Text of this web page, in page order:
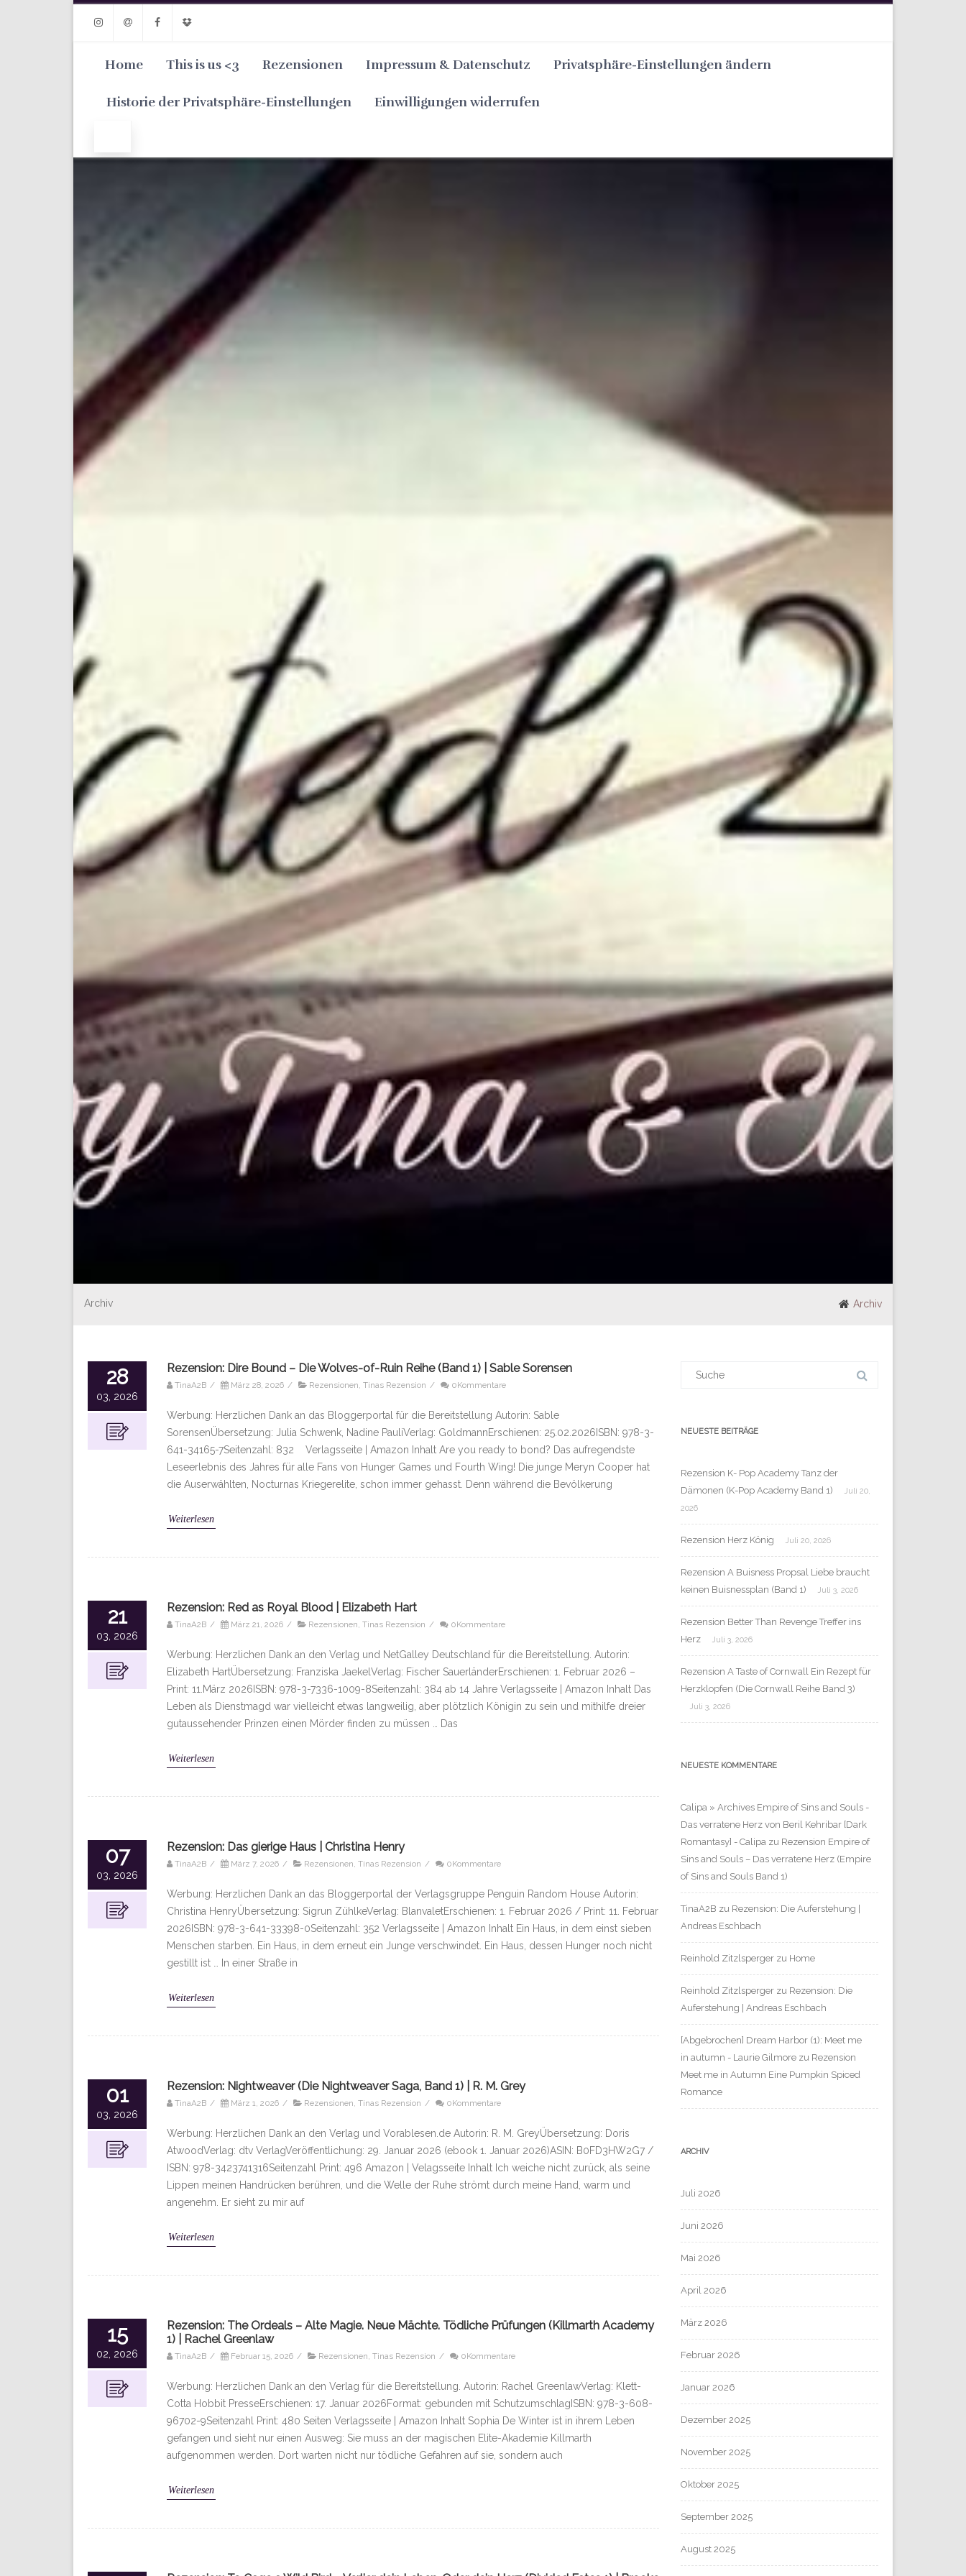
InstagramEmail FacebookDropbox
Home This is us <3 Rezensionen Impressum & Datenschutz Privatsphäre-Einstellungen ändern
Historie der Privatsphäre-Einstellungen Einwilligungen widerrufen
Archiv Archiv
28
03, 2026
Rezension: Dire Bound – Die Wolves-of-Ruin Reihe (Band 1) | Sable Sorensen
TinaA2B / März 28, 2026 / Rezensionen, Tinas Rezension / 0Kommentare
Werbung: Herzlichen Dank an das Bloggerportal für die Bereitstellung Autorin: Sable
SorensenÜbersetzung: Julia Schwenk, Nadine PauliVerlag: GoldmannErschienen: 25.02.2026ISBN: 978-3-
641-34165-7Seitenzahl: 832 Verlagsseite | Amazon Inhalt Are you ready to bond? Das aufregendste
Leseerlebnis des Jahres für alle Fans von Hunger Games und Fourth Wing! Die junge Meryn Cooper hat
die Auserwählten, Nocturnas Kriegerelite, schon immer gehasst. Denn während die Bevölkerung
Weiterlesen
21
03, 2026
Rezension: Red as Royal Blood | Elizabeth Hart
TinaA2B / März 21, 2026 / Rezensionen, Tinas Rezension / 0Kommentare
Werbung: Herzlichen Dank an den Verlag und NetGalley Deutschland für die Bereitstellung. Autorin:
Elizabeth HartÜbersetzung: Franziska JaekelVerlag: Fischer SauerländerErschienen: 1. Februar 2026 –
Print: 11.März 2026ISBN: 978-3-7336-1009-8Seitenzahl: 384 ab 14 Jahre Verlagsseite | Amazon Inhalt Das
Leben als Dienstmagd war vielleicht etwas langweilig, aber plötzlich Königin zu sein und mithilfe dreier
gutaussehender Prinzen einen Mörder finden zu müssen … Das
Weiterlesen
07
03, 2026
Rezension: Das gierige Haus | Christina Henry
TinaA2B / März 7, 2026 / Rezensionen, Tinas Rezension / 0Kommentare
Werbung: Herzlichen Dank an das Bloggerportal der Verlagsgruppe Penguin Random House Autorin:
Christina HenryÜbersetzung: Sigrun ZühlkeVerlag: BlanvaletErschienen: 1. Februar 2026 / Print: 11. Februar
2026ISBN: 978-3-641-33398-0Seitenzahl: 352 Verlagsseite | Amazon Inhalt Ein Haus, in dem einst sieben
Menschen starben. Ein Haus, in dem erneut ein Junge verschwindet. Ein Haus, dessen Hunger noch nicht
gestillt ist … In einer Straße in
Weiterlesen
01
03, 2026
Rezension: Nightweaver (Die Nightweaver Saga, Band 1) | R. M. Grey
TinaA2B / März 1, 2026 / Rezensionen, Tinas Rezension / 0Kommentare
Werbung: Herzlichen Dank an den Verlag und Vorablesen.de Autorin: R. M. GreyÜbersetzung: Doris
AtwoodVerlag: dtv VerlagVeröffentlichung: 29. Januar 2026 (ebook 1. Januar 2026)ASIN: B0FD3HW2G7 /
ISBN: 978-3423741316Seitenzahl Print: 496 Amazon | Velagsseite Inhalt Ich weiche nicht zurück, als seine
Lippen meinen Handrücken berühren, und die Welle der Ruhe strömt durch meine Hand, warm und
angenehm. Er sieht zu mir auf
Weiterlesen
15
02, 2026
Rezension: The Ordeals – Alte Magie. Neue Mächte. Tödliche Prüfungen (Killmarth Academy
1) | Rachel Greenlaw
TinaA2B / Februar 15, 2026 / Rezensionen, Tinas Rezension / 0Kommentare
Werbung: Herzlichen Dank an den Verlag für die Bereitstellung. Autorin: Rachel GreenlawVerlag: Klett-
Cotta Hobbit PresseErschienen: 17. Januar 2026Format: gebunden mit SchutzumschlagISBN: 978-3-608-
96702-9Seitenzahl Print: 480 Seiten Verlagsseite | Amazon Inhalt Sophia De Winter ist in ihrem Leben
gefangen und sieht nur einen Ausweg: Sie muss an der magischen Elite-Akademie Killmarth
aufgenommen werden. Dort warten nicht nur tödliche Gefahren auf sie, sondern auch
Weiterlesen
NEUESTE BEITRÄGE
Rezension K- Pop Academy Tanz der
Dämonen (K-Pop Academy Band 1)
Juli 20,
2026
Rezension Herz König Juli 20, 2026
Rezension A Buisness Propsal Liebe braucht
keinen Buisnessplan (Band 1)
Juli 3, 2026
Rezension Better Than Revenge Treffer ins
Herz
Juli 3, 2026
Rezension A Taste of Cornwall Ein Rezept für
Herzklopfen (Die Cornwall Reihe Band 3)
Juli 3, 2026
NEUESTE KOMMENTARE
Calipa » Archives Empire of Sins and Souls -
Das verratene Herz von Beril Kehribar [Dark
Romantasy] - Calipa zu Rezension Empire of
Sins and Souls – Das verratene Herz (Empire
of Sins and Souls Band 1)
TinaA2B zu Rezension: Die Auferstehung |
Andreas Eschbach
Reinhold Zitzlsperger zu Home
Reinhold Zitzlsperger zu Rezension: Die
Auferstehung | Andreas Eschbach
[Abgebrochen] Dream Harbor (1): Meet me
in autumn - Laurie Gilmore zu Rezension
Meet me in Autumn Eine Pumpkin Spiced
Romance
ARCHIV
Juli 2026
Juni 2026
Mai 2026
April 2026
März 2026
Februar 2026
Januar 2026
Dezember 2025
November 2025
Oktober 2025
September 2025
August 2025